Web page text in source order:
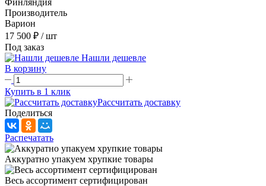
Производитель
Варион
17 500 ₽ / шт
Под заказ
Нашли дешевле
В корзину
Купить в 1 клик
Рассчитать доставку
Поделиться
Распечатать
Аккуратно упакуем хрупкие товары
Весь ассортимент сертифицирован